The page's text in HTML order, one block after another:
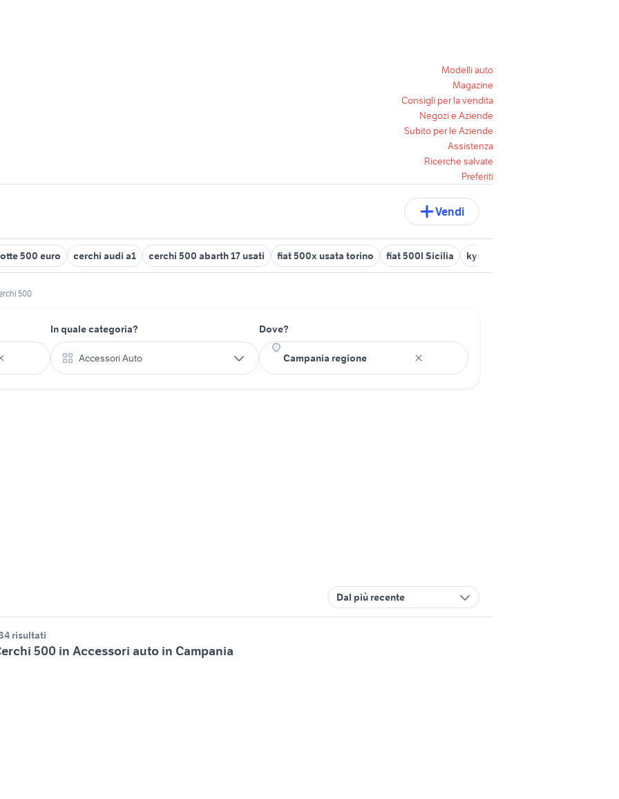
Modelli auto
Magazine
Consigli per la vendita
Negozi e Aziende
Subito per le Aziende
Assistenza
Ricerche salvate
Preferiti
Vendi
500 euro cerchi audi a1 cerchi 500 abarth 17 usati fiat 500x usata torino fiat 500l Sicilia kymco 500 nuovo
500
In quale categoria?
Accessori Auto
Dove?
Dal più recente
risultati
500 in Accessori auto in Campania